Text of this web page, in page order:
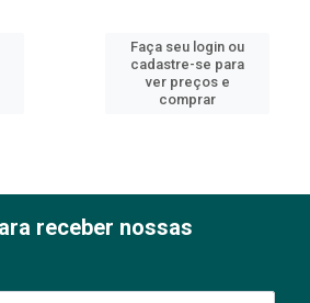
Faça seu login ou
cadastre-se para
ver preços e
comprar
receber nossas